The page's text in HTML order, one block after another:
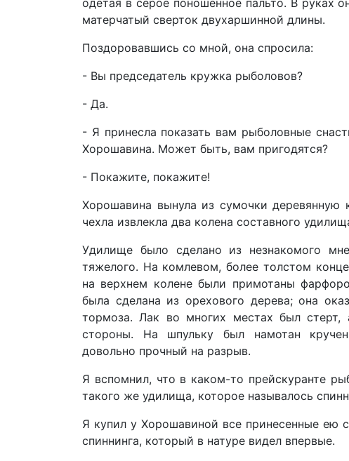
одетая в серое поношенное пальто. В руках
матерчатый сверток двухаршинной длины.
Поздоровавшись со мной, она спросила:
- Вы председатель кружка рыболовов?
- Да.
- Я принесла показать вам рыболовные
Хорошавина. Может быть, вам пригодятся?
- Покажите, покажите!
Хорошавина вынула из сумочки деревянную
чехла извлекла два колена составного
Удилище было сделано из незнакомого
тяжелого. На комлевом, более толстом
на верхнем колене были примотаны
была сделана из орехового дерева; она
тормоза. Лак во многих местах был
стороны. На шпульку был намотан
довольно прочный на разрыв.
Я вспомнил, что в каком-то прейскуранте
такого же удилища, которое называлось
Я купил у Хорошавиной все принесенные ею
спиннинга, который в натуре видел впервые.